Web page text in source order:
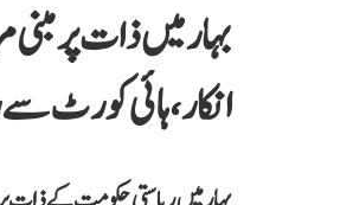
بہار میں ذات پر
انکار، ہائی کورٹ